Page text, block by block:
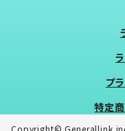
プ
特定
Copyright© Generallink